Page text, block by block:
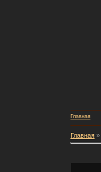
Главная
Главная »